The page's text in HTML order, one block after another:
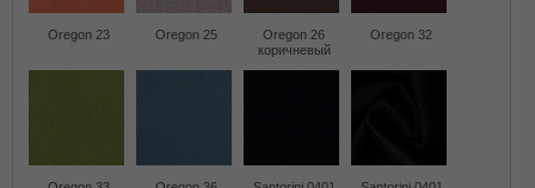
Oregon 23 Oregon 25
Oregon 26
коричневый
Oregon 32